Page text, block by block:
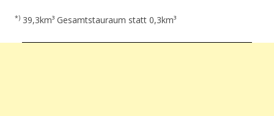
*) 39,3km³ Gesamtstauraum statt 0,3km³